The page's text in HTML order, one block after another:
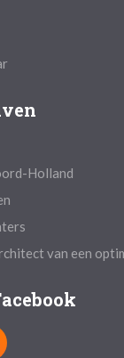
Holland
van een